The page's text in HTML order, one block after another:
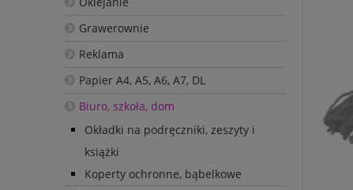
Grawerownie
Reklama
Papier A4, A5, A6, A7, DL
Biuro, szkoła, dom
Okładki na podręczniki, zeszyty i
książki
Koperty ochronne, bąbelkowe